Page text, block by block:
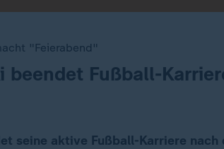
"Feierabend"
beendet Fußball-
seine aktive Fußball-Karriere nach